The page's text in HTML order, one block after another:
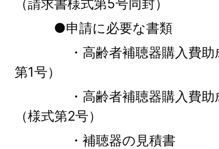
（請求書様式第5号同封）
●申請に必要な書類
・高齢者補聴器購入費助成
第1号）
・高齢者補聴器購入費助成
（様式第2号）
・補聴器の見積書